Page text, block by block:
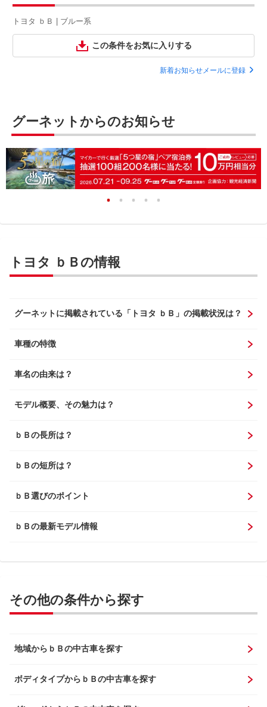
トヨタ ｂＢ | ブルー系
この条件をお気に入りする
新着お知らせメールに登録
グーネットからのお知らせ
トヨタ ｂＢの情報
グーネットに掲載されている「トヨタ ｂＢ」の掲載状況は？
車種の特徴
車名の由来は？
モデル概要、その魅力は？
ｂＢの長所は？
ｂＢの短所は？
ｂＢ選びのポイント
ｂＢの最新モデル情報
その他の条件から探す
地域からｂＢの中古車を探す
ボディタイプからｂＢの中古車を探す